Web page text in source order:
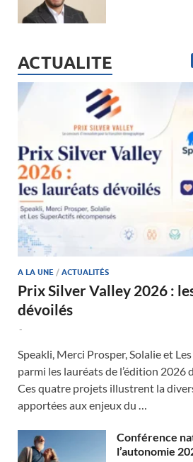
ACTUALITE
A LA UNE / ACTUALITÉS
Prix Silver Valley 2026 :
dévoilés
-
Speakli, Merci Prosper, Solalie et
parmi les lauréats de l’édition 2026
Ces quatre projets illustrent la
apportées aux enjeux du …
Conférence
l’autonomie